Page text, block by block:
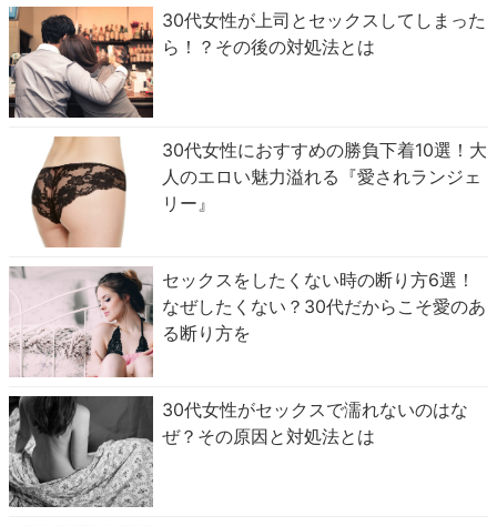
30代女性が上司とセックスしてしまった
ら！？その後の対処法とは
30代女性におすすめの勝負下着10選！大
人のエロい魅力溢れる『愛されランジェ
リー』
セックスをしたくない時の断り方6選！
なぜしたくない？30代だからこそ愛のあ
る断り方を
30代女性がセックスで濡れないのはな
ぜ？その原因と対処法とは